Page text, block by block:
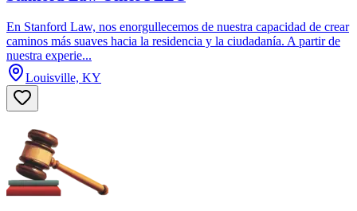
En Stanford Law, nos enorgullecemos de nuestra capacidad de crear
caminos más suaves hacia la residencia y la ciudadanía. A partir de
nuestra experie...
Louisville, KY